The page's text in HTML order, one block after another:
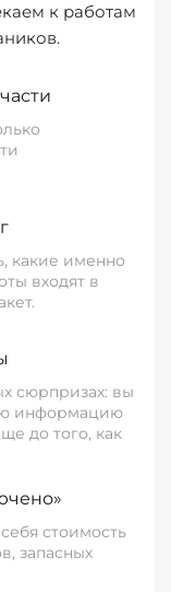
к работам
какие именно
входят в
сюрпризах: вы
информацию
до того, как
стоимость
запасных